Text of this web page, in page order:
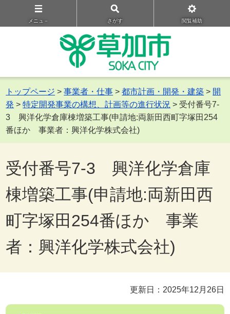
メニュ－ さがす 閲覧補助
トップページ >事業者・仕事 >都市計画・開発・建築 > 開
発 >特定開発事業の構想、計画等の進行状況 > 受付番号7-
3 興洋化学倉庫棟増築工事(申請地:両新田西町字塚田254
番ほか 事業者：興洋化学株式会社)
受付番号7-3 興洋化学倉庫
棟増築工事(申請地:両新田西
町字塚田254番ほか 事業
者：興洋化学株式会社)
更新日：2025年12月26日